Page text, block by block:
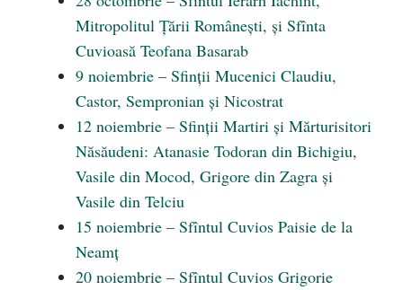
Mitropolitul Țării Românești, și Sfînta
Cuvioasă Teofana Basarab
9 noiembrie – Sfinții Mucenici Claudiu,
Castor, Sempronian și Nicostrat
12 noiembrie – Sfinții Martiri și Mărturisitori
Năsăudeni: Atanasie Todoran din Bichigiu,
Vasile din Mocod, Grigore din Zagra și
Vasile din Telciu
15 noiembrie – Sfîntul Cuvios Paisie de la
Neamț
20 noiembrie – Sfîntul Cuvios Grigorie